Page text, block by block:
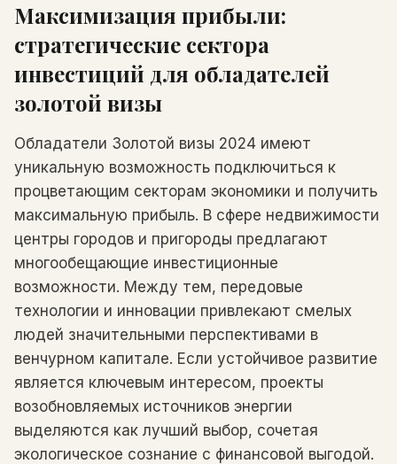
Максимизация прибыли:
стратегические сектора
инвестиций для обладателей
золотой визы
Обладатели Золотой визы 2024 имеют
уникальную возможность подключиться к
процветающим секторам экономики и получить
максимальную прибыль. В сфере недвижимости
центры городов и пригороды предлагают
многообещающие инвестиционные
возможности. Между тем, передовые
технологии и инновации привлекают смелых
людей значительными перспективами в
венчурном капитале. Если устойчивое развитие
является ключевым интересом, проекты
возобновляемых источников энергии
выделяются как лучший выбор, сочетая
экологическое сознание с финансовой выгодой.